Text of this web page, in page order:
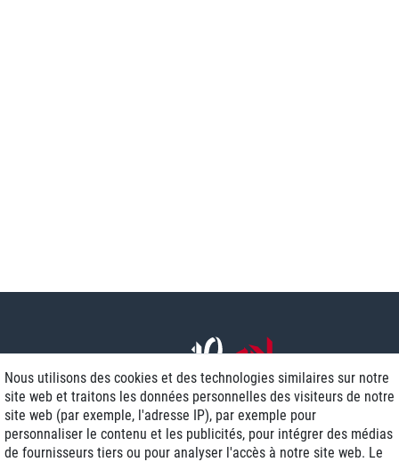
Nous utilisons des cookies et des technologies similaires sur notre
site web et traitons les données personnelles des visiteurs de notre
site web (par exemple, l'adresse IP), par exemple pour
personnaliser le contenu et les publicités, pour intégrer des médias
de fournisseurs tiers ou pour analyser l'accès à notre site web. Le